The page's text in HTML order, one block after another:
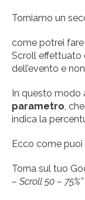
Torniamo un
come potrei
Scroll effettuato
dell’evento e
In questo modo
parametro,
indica la
Ecco come
Torna sul tuo
– Scroll 50 – 75%”